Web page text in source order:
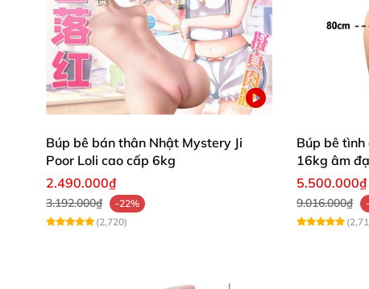
Búp bê bán thân Nhật Mystery Ji
Poor Loli cao cấp 6kg
2.490.000₫
3.192.000₫
-22%
(2,720)
Búp bê
16kg âm
khung
5.500.000₫
9.016.000₫